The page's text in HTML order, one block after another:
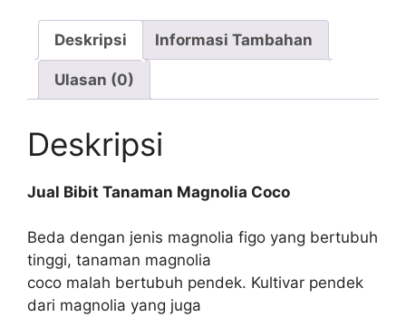
Deskripsi Informasi Tambahan
Ulasan (0)
Deskripsi
Jual Bibit Tanaman Magnolia Coco
Beda dengan jenis magnolia figo yang bertubuh
tinggi, tanaman magnolia
coco malah bertubuh pendek. Kultivar pendek
dari magnolia yang juga